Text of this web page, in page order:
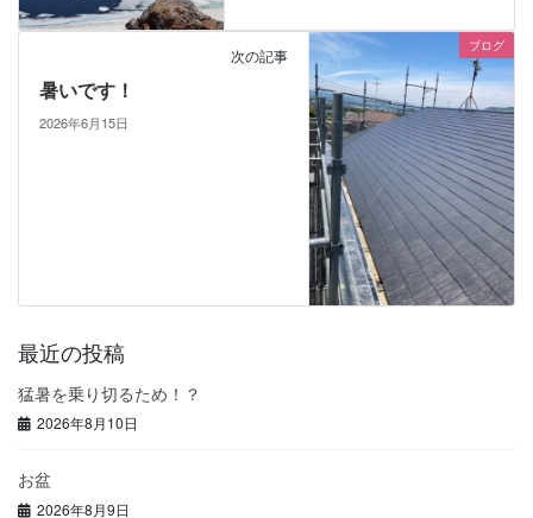
ブログ
次の記事
暑いです！
2026年6月15日
最近の投稿
猛暑を乗り切るため！？
2026年8月10日
お盆
2026年8月9日